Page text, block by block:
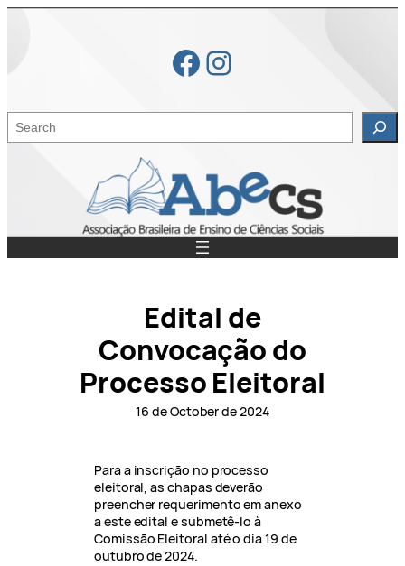
Skip
Facebook Instagram
Edital de
Convocação do
Processo Eleitoral
16 de October de 2024
Para a inscrição no processo
eleitoral, as chapas deverão
preencher requerimento em anexo
a este edital e submetê-lo à
Comissão Eleitoral até o dia 19 de
outubro de 2024.